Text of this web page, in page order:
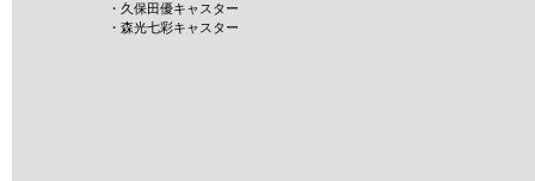
・久保田優キャスター
・森光七彩キャスター